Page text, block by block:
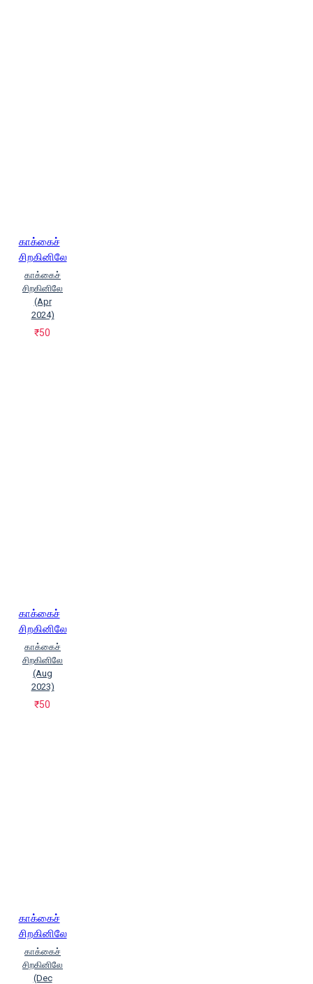
காக்கைச்
சிறகினிலே
காக்கைச்
சிறகினிலே
(Apr
2024)
₹50
காக்கைச்
சிறகினிலே
காக்கைச்
சிறகினிலே
(Aug
2023)
₹50
காக்கைச்
சிறகினிலே
காக்கைச்
சிறகினிலே
(Dec